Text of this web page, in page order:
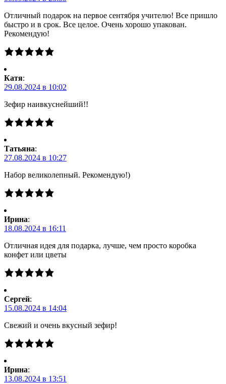
Отличный подарок на первое сентября учителю! Все пришло
быстро и в срок. Все целое. Очень хорошо упакован.
Рекомендую!
Катя:
29.08.2024 в 10:02
Зефир наивкуснейший!!
Татьяна:
27.08.2024 в 10:27
Набор великолепный. Рекомендую!)
Ирина:
18.08.2024 в 16:11
Отличная идея для подарка, лучше, чем просто коробка
конфет или цветы
Сергей:
15.08.2024 в 14:04
Свежий и очень вкусный зефир!
Ирина:
13.08.2024 в 13:51